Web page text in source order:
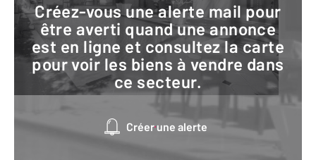
Créez-vous une alerte mail pour
être averti quand une annonce
est en ligne et consultez la carte
pour voir les biens à vendre dans
ce secteur.
Créer une alerte